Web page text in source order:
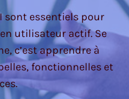
sont essentiels pour
utilisateur actif. Se
c’est apprendre à
fonctionnelles et